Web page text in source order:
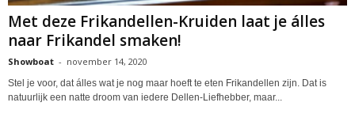
Met deze Frikandellen-Kruiden laat je álles
naar Frikandel smaken!
Showboat - november 14, 2020
Stel je voor, dat álles wat je nog maar hoeft te eten Frikandellen zijn. Dat is
natuurlijk een natte droom van iedere Dellen-Liefhebber, maar...